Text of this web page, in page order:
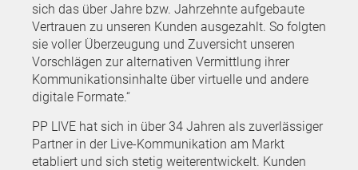
sich das über Jahre bzw. Jahrzehnte aufgebaute
Vertrauen zu unseren Kunden ausgezahlt. So folgten
sie voller Überzeugung und Zuversicht unseren
Vorschlägen zur alternativen Vermittlung ihrer
Kommunikationsinhalte über virtuelle und andere
digitale Formate.“
PP LIVE hat sich in über 34 Jahren als zuverlässiger
Partner in der Live-Kommunikation am Markt
etabliert und sich stetig weiterentwickelt. Kunden